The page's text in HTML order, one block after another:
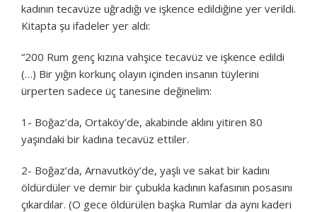
kadının tecavüze uğradığı ve işkence edildiğine yer verildi.
Kitapta şu ifadeler yer aldı:
“200 Rum genç kızına vahşice tecavüz ve işkence edildi
(…) Bir yığın korkunç olayın içinden insanın tüylerini
ürperten sadece üç tanesine değinelim:
1- Boğaz’da, Ortaköy’de, akabinde aklını yitiren 80
yaşındaki bir kadına tecavüz ettiler.
2- Boğaz’da, Arnavutköy’de, yaşlı ve sakat bir kadını
öldürdüler ve demir bir çubukla kadının kafasının posasını
çıkardılar. (O gece öldürülen başka Rumlar da aynı kaderi